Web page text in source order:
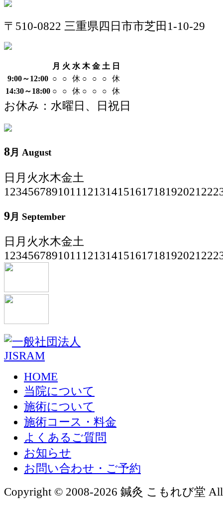
〒510-0822 三重県四日市市芝田1-10-29
月 火 水 木 金 土 日
9:00～12:00 ○ ○ 休 ○ ○ ○
休
14:30～18:00 ○ ○ 休 ○ ○ ○ 休
お休み：水曜日、日祝日
8月 August
日 月 火水木金土
1 234567891011 12131415161718192021 22
9月 September
日 月 火水木金土
12345678910111213141516171819202122
HOME
当院について
施術について
施術コース・料金
よくあるご質問
お知らせ
お問い合わせ・ご予約
Copyright © 2008-2026 鍼灸 こもれび堂 All